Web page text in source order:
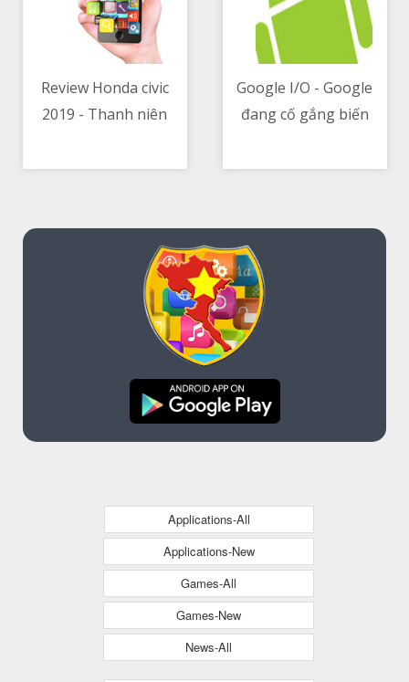
Review Honda civic
2019 - Thanh niên
Google I/O - Google
đang cố gắng biến
thành một dịch vụ
Applications-All
Applications-New
Games-All
Games-New
News-All